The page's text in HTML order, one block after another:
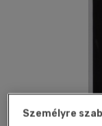
Személyre